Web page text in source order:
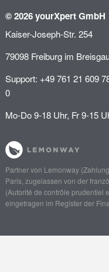
© 2026 yourXpert GmbH
Kaiser-Joseph-Str. 254
79098 Freiburg im
Support: +49 761 21 609
0
Mo-Do 9-18 Uhr, Fr 9-15
Partner von Lemonway
Paris, zugelassen von der
(Autorité de contrôle prudentiel
eingetragen im Register der